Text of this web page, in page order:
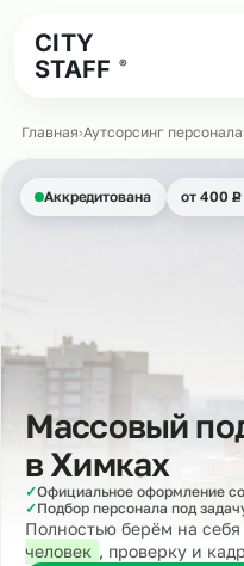
CITY
STAFF
®
Главная›Аутсорсинг персонала
Аккредитована от 400 ₽
Р
Массовый
в Химках
✓Официальное оформление
✓Подбор персонала под
Полностью берём на
человек , проверку и